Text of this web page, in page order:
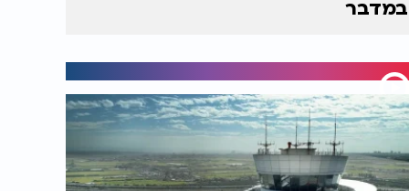
במדבר